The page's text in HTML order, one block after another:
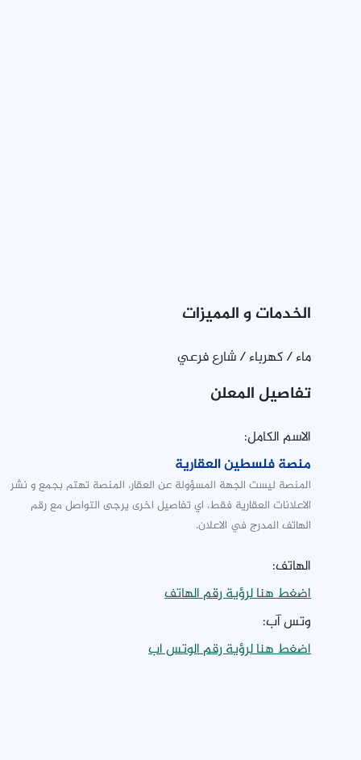
الخدمات و المميزات
ماء / كهرباء / شارع فرعي
تفاصيل المعلن
الاسم الكامل:
منصة فلسطين العقارية
المنصة ليست الجهة المسؤولة عن العقار، المنصة تهتم بجمع و نشر
الاعلانات العقارية فقط، اي تفاصيل اخرى يرجى التواصل مع رقم
الهاتف المدرج في الاعلان.
الهاتف:
اضغط هنا لرؤية رقم الهاتف
وتس آب:
اضغط هنا لرؤية رقم الوتس اب